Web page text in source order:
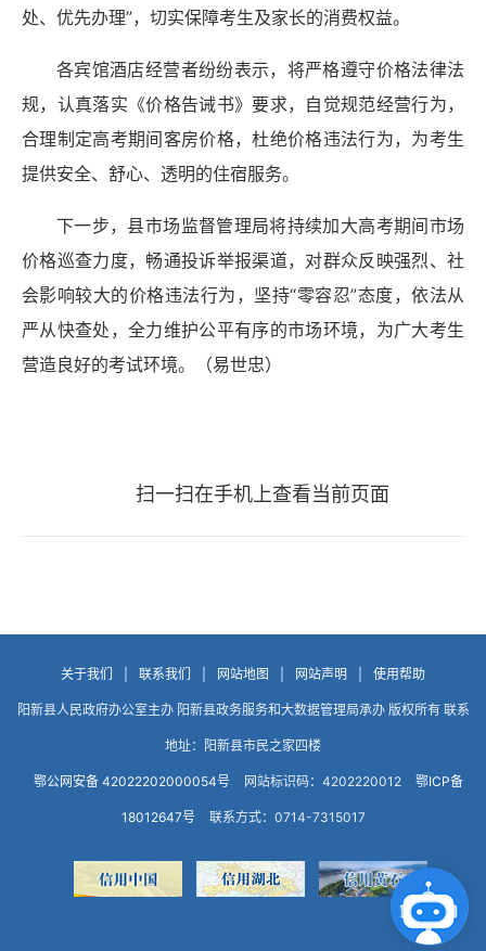
处、优先办理”，切实保障考生及家长的消费权益。
各宾馆酒店经营者纷纷表示，将严格遵守价格法律法
规，认真落实《价格告诫书》要求，自觉规范经营行为，
合理制定高考期间客房价格，杜绝价格违法行为，为考生
提供安全、舒心、透明的住宿服务。
下一步，县市场监督管理局将持续加大高考期间市场
价格巡查力度，畅通投诉举报渠道，对群众反映强烈、社
会影响较大的价格违法行为，坚持“零容忍”态度，依法从
严从快查处，全力维护公平有序的市场环境，为广大考生
营造良好的考试环境。（易世忠）
扫一扫在手机上查看当前页面
关于我们 联系我们 网站地图 网站声明 使用帮助
阳新县人民政府办公室主办 阳新县政务服务和大数据管理局承办 版权所有 联系
地址：阳新县市民之家四楼
鄂公网安备 42022202000054号 网站标识码：4202220012 鄂ICP备
18012647号 联系方式：0714-7315017